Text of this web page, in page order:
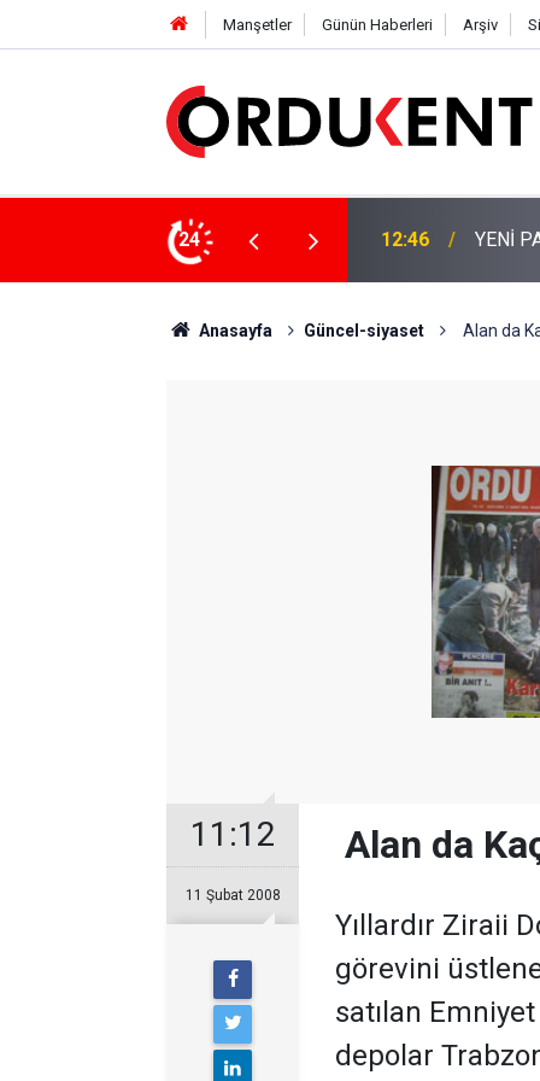
Manşetler Günün Haberleri Arşiv
24
KURUCU KADROSU AÇIKLANDI 12:22 YENİ
Anasayfa Güncel-siyaset  Alan da
11:12
11 Şubat 2008
 Alan da
Yıllardır Ziraii
görevini
satılan
depolar